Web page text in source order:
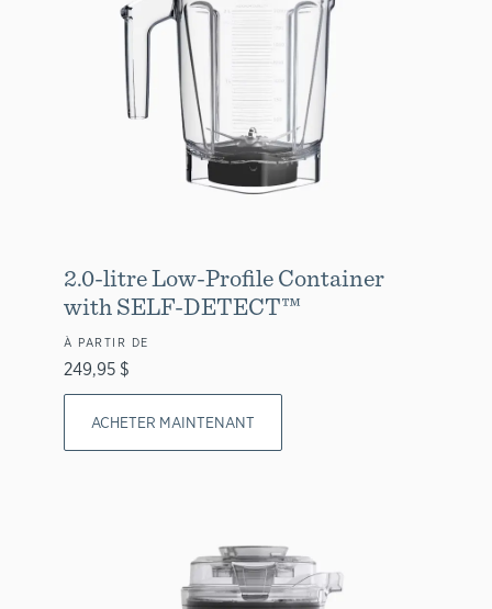
2.0-litre Low-Profile Container
with SELF-DETECT™
À PARTIR DE
249,95 $
ACHETER MAINTENANT